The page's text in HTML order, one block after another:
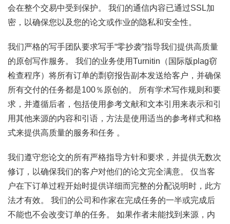
会在整个交易中受到保护。 我们的通信内容已通过SSL加
密，以确保您以及您的论文或作业的隐私和安全性。
我们严格的写手团队要求写手“零抄袭”指导我们提供高质量
的原创写作服务。 我们的业务使用Turnitin（国际版plag窃
检查程序）将所有订单的剽窃报告副本发送给客户，并确保
所有交付的任务都是100％原创的。 所有学术写作规则和要
求，并遵循后者，包括使用参考文献和文本引用来表示和引
用其他来源的内容和引语，方法是使用适当的参考样式和格
式来提供高质量的服务和任务 。
我们遵守您论文的所有严格指导方针和要求，并提供无数次
修订，以确保我们的客户对他们的论文完全满意。 仅当客
户在下订单过程开始时提供详细而完整的分配说明时，此方
法才有效。 我们的公司和作家在完成任务的一半或完成后
不能也不会改变订单的任务。 如果作者未能找到来源，内